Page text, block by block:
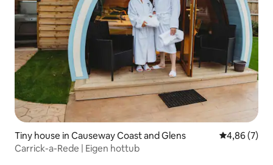
Tiny house in Causeway Coast and Glens Gemiddelde
4,86 (7)
Carrick-a-Rede | Eigen hottub